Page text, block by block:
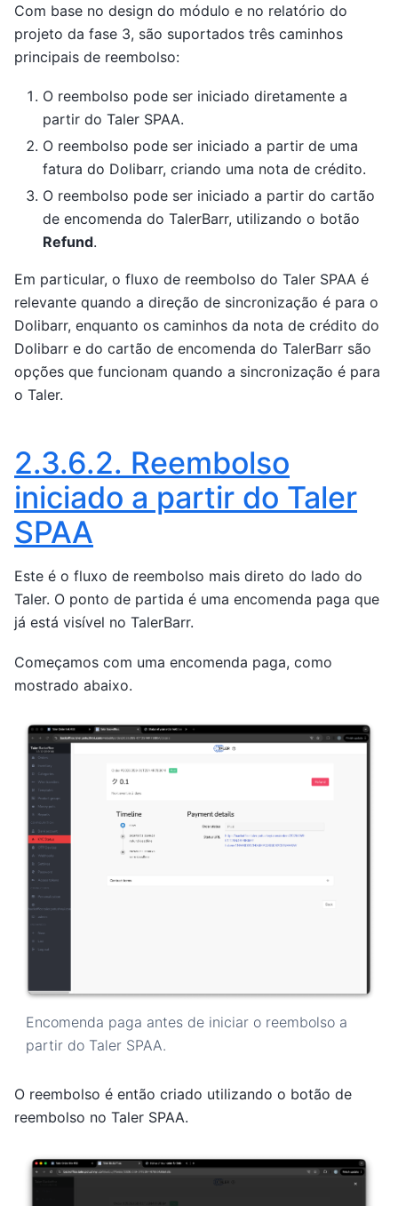
Com base no design do módulo e no relatório do
projeto da fase 3, são suportados três caminhos
principais de reembolso:
O reembolso pode ser iniciado diretamente a
partir do Taler SPAA.
O reembolso pode ser iniciado a partir de uma
fatura do Dolibarr, criando uma nota de crédito.
O reembolso pode ser iniciado a partir do cartão
de encomenda do TalerBarr, utilizando o botão
Refund.
Em particular, o fluxo de reembolso do Taler SPAA é
relevante quando a direção de sincronização é para o
Dolibarr, enquanto os caminhos da nota de crédito do
Dolibarr e do cartão de encomenda do TalerBarr são
opções que funcionam quando a sincronização é para
o Taler.
2.3.6.2. Reembolso
iniciado a partir do Taler
SPAA
Este é o fluxo de reembolso mais direto do lado do
Taler. O ponto de partida é uma encomenda paga que
já está visível no TalerBarr.
Começamos com uma encomenda paga, como
mostrado abaixo.
Encomenda paga antes de iniciar o reembolso a
partir do Taler SPAA.
O reembolso é então criado utilizando o botão de
reembolso no Taler SPAA.